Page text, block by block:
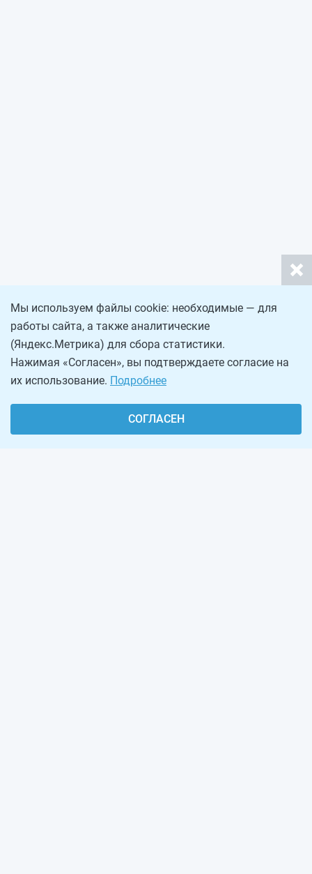
Мы используем файлы cookie: необходимые — для
работы сайта, а также аналитические
(Яндекс.Метрика) для сбора статистики.
Нажимая «Согласен», вы подтверждаете согласие на
их использование. Подробнее
СОГЛАСЕН